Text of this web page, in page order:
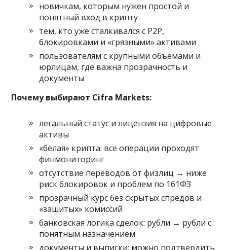
новичкам, которым нужен простой и
понятный вход в крипту
тем, кто уже сталкивался с P2P,
блокировками и «грязными» активами
пользователям с крупными объемами и
юрлицам, где важна прозрачность и
документы
Почему выбирают Cifra Markets:
легальный статус и лицензия на цифровые
активы
«белая» крипта: все операции проходят
финмониторинг
отсутствие переводов от физлиц → ниже
риск блокировок и проблем по 161ФЗ
прозрачный курс без скрытых спредов и
«зашитых» комиссий
банковская логика сделок: рубли → рубли с
понятным назначением
документы и выписки: можно подтвердить